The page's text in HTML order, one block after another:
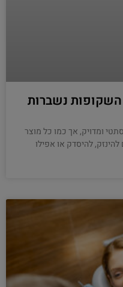
נשברות
ומדויק, אך כמו כל מוצר
להיסדק או אפילו